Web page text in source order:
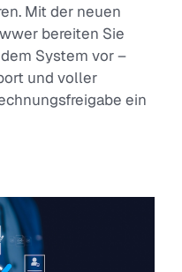
Mit der neuen
bereiten Sie
System vor –
und voller
ein